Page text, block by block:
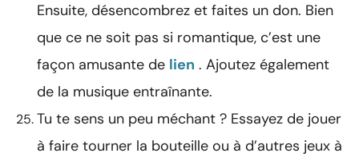
Ensuite, désencombrez et faites un don. Bien
que ce ne soit pas si romantique, c’est une
façon amusante de lien . Ajoutez également
de la musique entraînante.
Tu te sens un peu méchant ? Essayez de jouer
à faire tourner la bouteille ou à d’autres jeux à